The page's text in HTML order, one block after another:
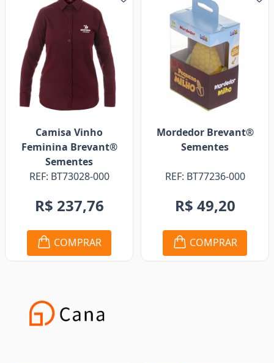
Camisa Vinho
Feminina Brevant®
Sementes
REF: BT73028-000
R$ 237,76
COMPRAR
Mordedor Brevant®
Sementes
REF: BT77236-000
R$ 49,20
COMPRAR